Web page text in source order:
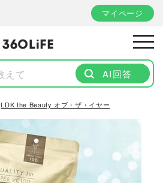
マイページ
AI回答
LDK the Beauty オブ・ザ・イヤー